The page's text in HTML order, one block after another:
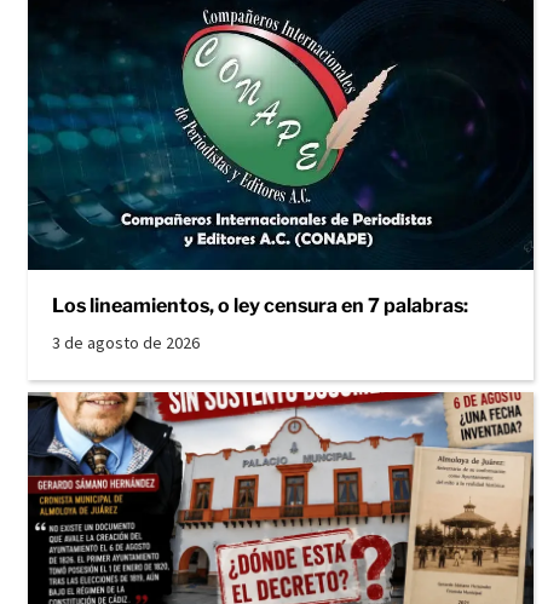
Los lineamientos, o ley censura en 7 palabras:
3 de agosto de 2026